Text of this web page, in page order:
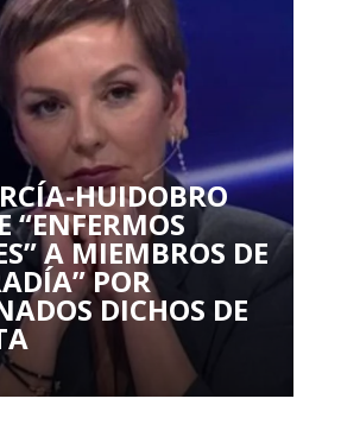
HUIDOBRO
“ENFERMOS
A MIEMBROS DE
POR
DICHOS DE